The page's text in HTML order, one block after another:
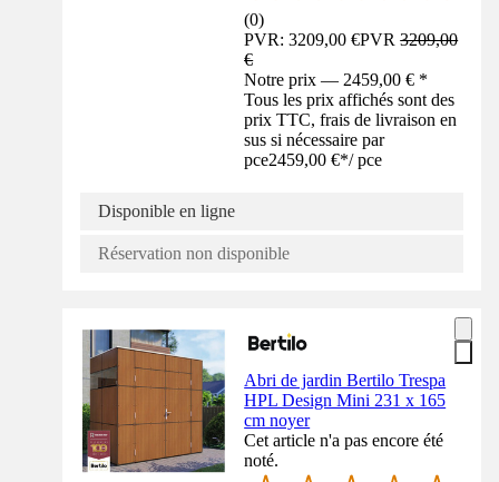
(0)
PVR: 3209,00 €PVR3209,00
€
Notre prix — 2459,00 € *
Tous les prix affichés sont des
prix TTC, frais de livraison en
sus si nécessaire par
pce2459,00 €*/ pce
Disponible en ligne
Réservation non disponible
Abri de jardin Bertilo Trespa
HPL Design Mini 231 x 165
cm noyer
Cet article n'a pas encore été
noté.